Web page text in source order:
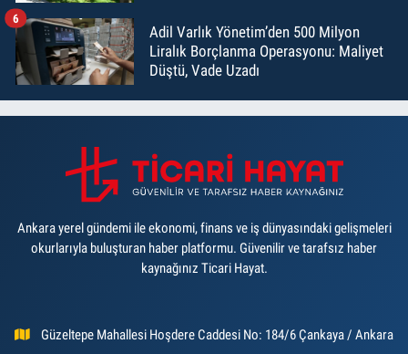
Adil Varlık Yönetim’den 500 Milyon
Liralık Borçlanma Operasyonu: Maliyet
Düştü, Vade Uzadı
6
Ankara yerel gündemi ile ekonomi, finans ve iş dünyasındaki gelişmeleri
okurlarıyla buluşturan haber platformu. Güvenilir ve tarafsız haber
kaynağınız Ticari Hayat.
Güzeltepe Mahallesi Hoşdere Caddesi No: 184/6 Çankaya / Ankara